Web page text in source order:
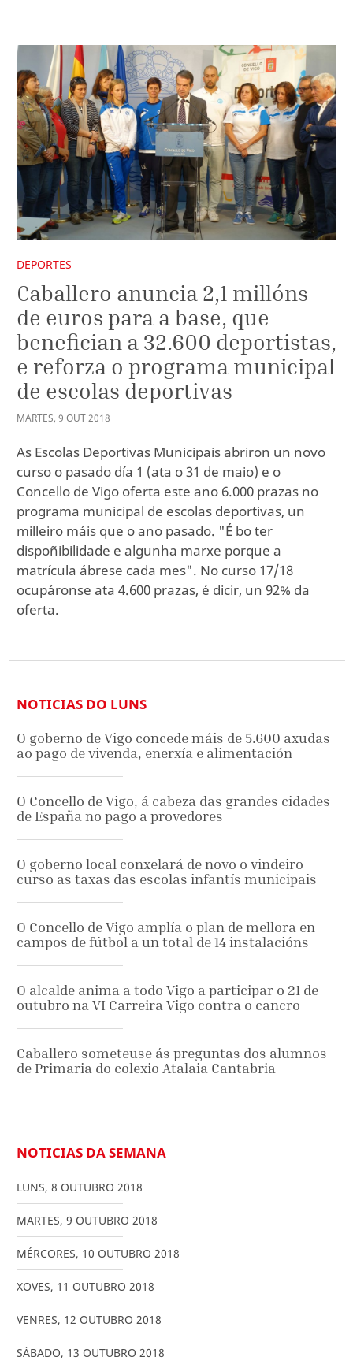
DEPORTES
Caballero anuncia 2,1 millóns
de euros para a base, que
benefician a 32.600 deportistas,
e reforza o programa municipal
de escolas deportivas
MARTES, 9 OUT2018
As Escolas Deportivas Municipais abriron un novo
curso o pasado día 1 (ata o 31 de maio) e o
Concello de Vigo oferta este ano 6.000 prazas no
programa municipal de escolas deportivas, un
milleiro máis que o ano pasado. "É bo ter
dispoñibilidade e algunha marxe porque a
matrícula ábrese cada mes". No curso 17/18
ocupáronse ata 4.600 prazas, é dicir, un 92% da
oferta.
NOTICIAS DO LUNS
O goberno de Vigo concede máis de 5.600 axudas
ao pago de vivenda, enerxía e alimentación
O Concello de Vigo, á cabeza das grandes cidades
de España no pago a provedores
O goberno local conxelará de novo o vindeiro
curso as taxas das escolas infantís municipais
O Concello de Vigo amplía o plan de mellora en
campos de fútbol a un total de 14 instalacións
O alcalde anima a todo Vigo a participar o 21 de
outubro na VI Carreira Vigo contra o cancro
Caballero someteuse ás preguntas dos alumnos
de Primaria do colexio Atalaia Cantabria
NOTICIAS DA SEMANA
LUNS, 8 OUTUBRO 2018
MARTES, 9 OUTUBRO 2018
MÉRCORES, 10 OUTUBRO 2018
XOVES, 11 OUTUBRO 2018
VENRES, 12 OUTUBRO 2018
SÁBADO, 13 OUTUBRO 2018